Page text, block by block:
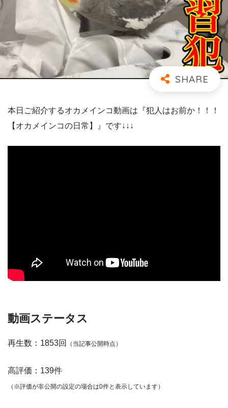
本日ご紹介するオカメインコ動画は『犯人はお前か！！！
【オカメインコの日常】』です↓↓↓
動画ステータス
再生数：1853回 （当記事公開時点）
高評価：139件
（※評価が非公開の設定の場合は0件と表示しています）